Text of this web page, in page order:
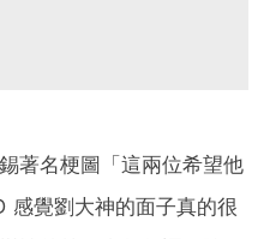
著名梗圖「這兩位希望他
感覺劉大神的面子真的很